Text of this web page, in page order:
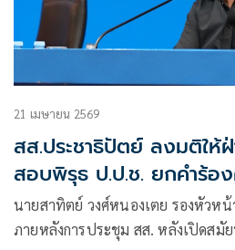
21 เมษายน 2569
สส.ประชาธิปัตย์ ลงมติใ
สอบพิรุธ ป.ป.ช. ยกคำร้อ
นายสาทิตย์ วงศ์หนองเตย รองหัวห
ภายหลังการประชุม สส. หลังเปิดสมั